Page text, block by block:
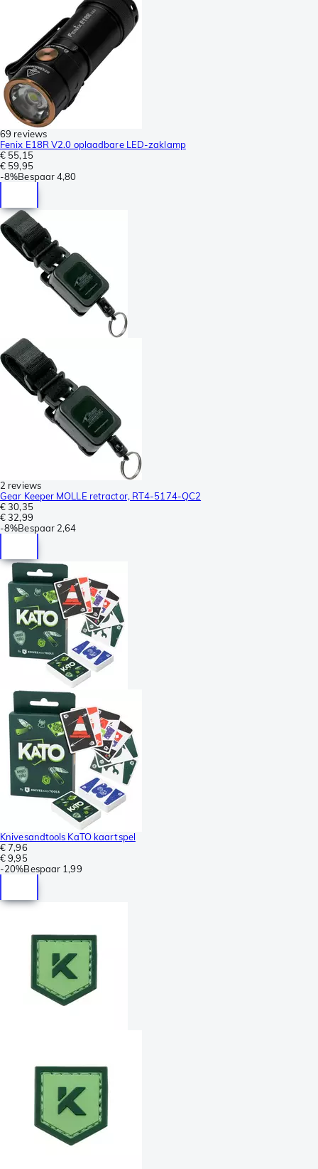
69 reviews
Fenix E18R V2.0 oplaadbare LED-zaklamp
€ 55,15
€ 59,95
-8%Bespaar4,80
2 reviews
Gear Keeper MOLLE retractor, RT4-5174-QC2
€ 30,35
€ 32,99
-8%Bespaar 2,64
Knivesandtools KaTO kaartspel
€ 7,96
€ 9,95
-20%Bespaar 1,99